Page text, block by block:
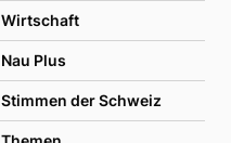
Wirtschaft
Nau Plus
Stimmen der Schweiz